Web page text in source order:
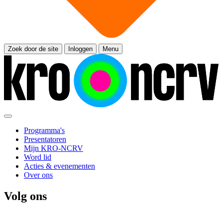
Zoek door de site Inloggen Menu
Programma's
Presentatoren
Mijn KRO-NCRV
Word lid
Acties & evenementen
Over ons
Volg ons